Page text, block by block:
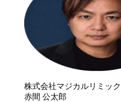
株式会社マジカルリミッ
赤間 公太郎